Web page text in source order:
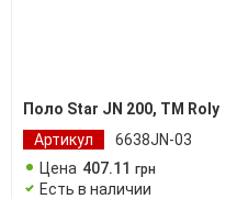
Поло Star JN 200, TM Roly
Артикул
6638JN-03
Цена 407.11 грн
Есть в наличии